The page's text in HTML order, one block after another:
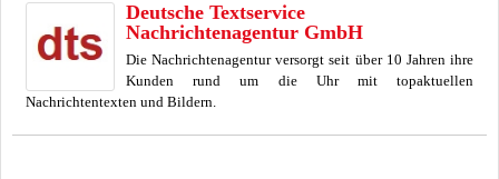
Deutsche Textservice
Nachrichtenagentur GmbH
Die Nachrichtenagentur versorgt seit über 10 Jahren ihre
Kunden rund um die Uhr mit topaktuellen
Nachrichtentexten und Bildern.